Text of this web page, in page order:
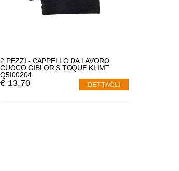
2 PEZZI - CAPPELLO DA LAVORO
CUOCO GIBLOR'S TOQUE KLIMT
Q5I00204
€ 13,70 DETTAGLI